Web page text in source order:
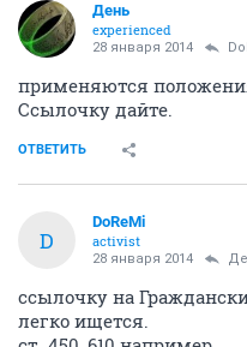
День
experienced
28 января 2014
применяются
Cсылочку дайте.
ОТВЕТИТЬ
D
DoReMi
activist
28 января 2014
ссылочку на
легко ищется.